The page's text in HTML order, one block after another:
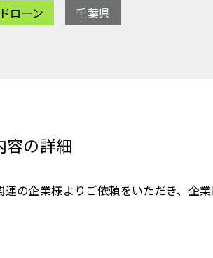
ドローン 千葉県
容の詳細
連の企業様よりご依頼をいただき、企